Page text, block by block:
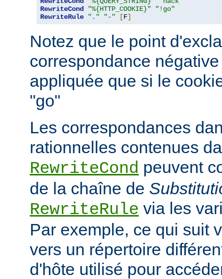
RewriteCond
"%{HTTP_COOKIE}"
"!go"
RewriteRule
"." "-" [F]
Notez que le point
correspondance
appliquée que si le
"go"
Les correspondances
rationnelles contenues
RewriteCond peuvent
de la chaîne de
RewriteRule via les
Par exemple, ce qui suit
vers un répertoire
d'hôte utilisé pour